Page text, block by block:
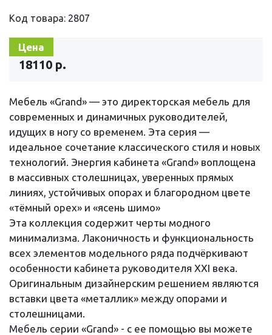
Код товара: 2807
Цена
18110 р.
Мебель «Grand» — это директорская мебель для
современных и динамичных руководителей,
идущих в ногу со временем. Эта серия —
идеальное сочетание классического стиля и новых
технологий. Энергия кабинета «Grand» воплощена
в массивных столешницах, уверенных прямых
линиях, устойчивых опорах и благородном цвете
«тёмный орех» и «ясень шимо»
Эта коллекция содержит черты модного
минимализма. Лаконичность и функциональность
всех элементов модельного ряда подчёркивают
особенности кабинета руководителя XXI века.
Оригинальным дизайнерским решением являются
вставки цвета «металлик» между опорами и
столешницами.
Мебель серии «Grand» - с ее помощью вы можете